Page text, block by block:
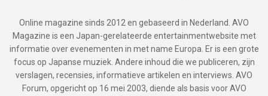
Online magazine sinds 2012 en gebaseerd in Nederland. AVO
Magazine is een Japan-gerelateerde entertainmentwebsite met
informatie over evenementen in met name Europa. Er is een grote
focus op Japanse muziek. Andere inhoud die we publiceren, zijn
verslagen, recensies, informatieve artikelen en interviews. AVO
Forum, opgericht op 16 mei 2003, diende als basis voor AVO